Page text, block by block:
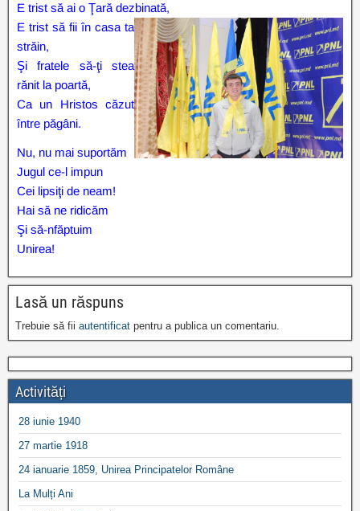
E trist să ai o Ţară dezbinată,
E trist să fii în casa ta
străin,
Şi fratele să-ţi stea
rănit la poartă,
Ca un Hristos căzut
între păgâni.
Nu, nu mai suportăm
Jugul ce-l impun
Cei lipsiţi de neam!
Hai să ne ridicăm
Şi să-nfăptuim
Unirea!
Lasă un răspuns
Trebuie să fii autentificat pentru a publica un comentariu.
Activități
28 iunie 1940
27 martie 1918
24 ianuarie 1859, Unirea Principatelor Române
La Mulți Ani